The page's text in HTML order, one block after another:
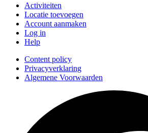
Activiteiten
Locatie toevoegen
Account aanmaken
Log in
Help
Content policy
Privacyverklaring
Algemene Voorwaarden